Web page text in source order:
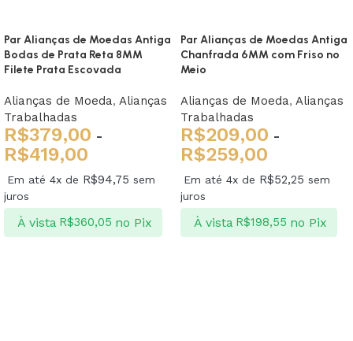
Par Alianças de Moedas Antiga
Bodas de Prata Reta 8MM
Filete Prata Escovada
Alianças de Moeda, Alianças
Trabalhadas
R$379,00 -
R$419,00
Em até 4x de R$94,75 sem
juros
À vista R$360,05 no Pix
Par Alianças de Moedas Antiga
Chanfrada 6MM com Friso no
Meio
Alianças de Moeda, Alianças
Trabalhadas
R$209,00 -
R$259,00
Em até 4x de R$52,25 sem
juros
À vista R$198,55 no Pix